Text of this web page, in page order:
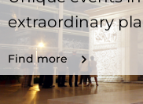
extraordinary
Find more